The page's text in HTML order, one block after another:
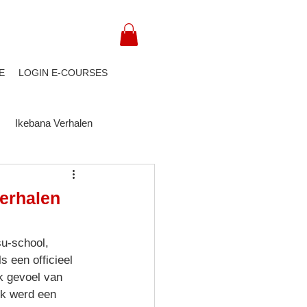
LOGIN E-COURSES
Ikebana Verhalen
een officieel
gevoel van
werd een